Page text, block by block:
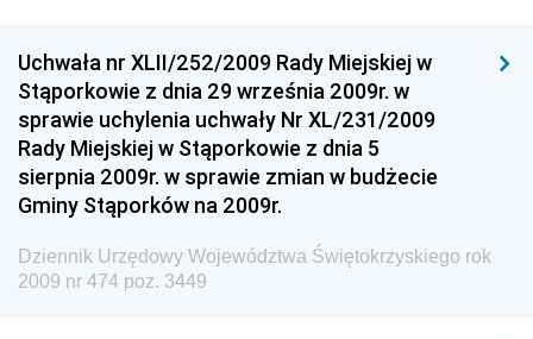
Dziennik Urzędowy Ministra Funduszy i Polityki
Regionalnej
Dziennik Urzędowy Ministra Aktywów Państwowych
Dziennik Urzędowy Ministra Zdrowia
Dziennik Urzędowy Ministra Środowiska i Głównego
Dziennik Urzędowy Ministra Klimatu i Środowiska
Uchwała nr XLII/252/2009 Rady Miejskiej w
Stąporkowie z dnia 29 września 2009r. w
sprawie uchylenia uchwały Nr XL/231/2009
Rady Miejskiej w Stąporkowie z dnia 5
sierpnia 2009r. w sprawie zmian w budżecie
Gminy Stąporków na 2009r.
Dziennik Urzędowy Województwa Świętokrzyskiego rok
2009 nr 474 poz. 3449